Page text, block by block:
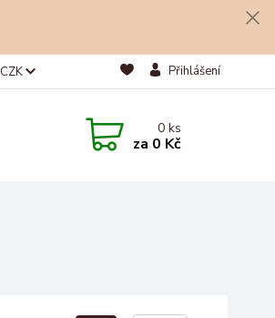
CZK Přihlášení
0ks
za 0 Kč